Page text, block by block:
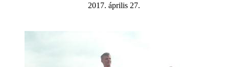
2017. április 27.